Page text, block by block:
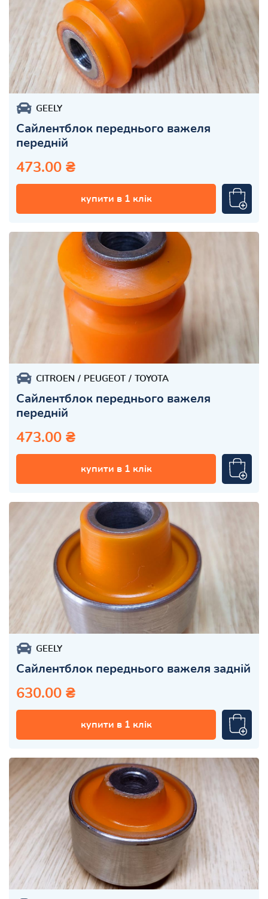
GEELY
Сайлентблок переднього важеля
передній
473.00 ₴
купити в 1 клік
CITROEN PEUGEOT TOYOTA
Сайлентблок переднього важеля
передній
473.00 ₴
купити в 1 клік
GEELY
Сайлентблок переднього важеля задній
630.00 ₴
купити в 1 клік